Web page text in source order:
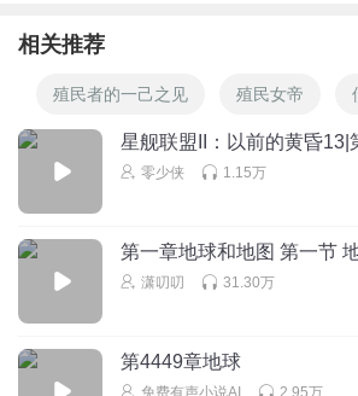
相关推荐
殖民者的一己之见 殖民女帝
星舰联盟II：以前的黄昏13|
零少侠 1.15万
第一章地球和地图 第一节
潇叨叨 31.30万
第4449章地球
免费有声小说AI 2.95万